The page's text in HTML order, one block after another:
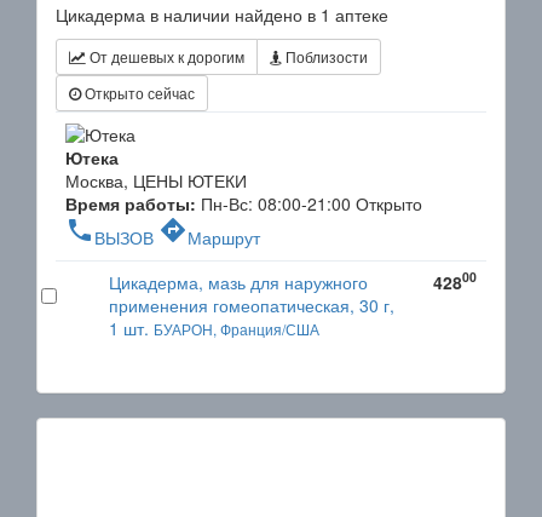
Цикадерма в наличии найдено в 1 аптеке
От дешевых к дорогим
Поблизости
Открыто сейчас
Ютека
Москва, ЦЕНЫ ЮТЕКИ
Время работы: Пн-Вс: 08:00-21:00 Открыто
phone ВЫЗОВ directionsМаршрут
Цикадерма, мазь для наружного
применения гомеопатическая, 30 г,
1 шт. БУАРОН, Франция/США
42800